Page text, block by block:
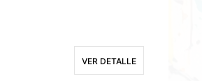
VER DETALLE